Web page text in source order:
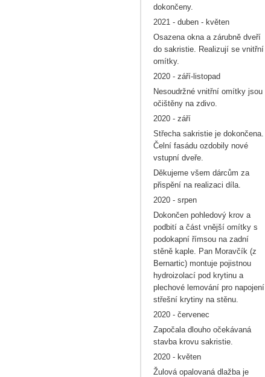
dokončeny.
2021 - duben - květen
Osazena okna a zárubně dveří
do sakristie. Realizují se vnitřní
omítky.
2020 - září-listopad
Nesoudržné vnitřní omítky jsou
očištěny na zdivo.
2020 - září
Střecha sakristie je dokončena.
Čelní fasádu ozdobily nové
vstupní dveře.
Děkujeme všem dárcům za
přispění na realizaci díla.
2020 - srpen
Dokončen pohledový krov a
podbití a část vnější omítky s
podokapní římsou na zadní
stěně kaple. Pan Moravčík (z
Bernartic) montuje pojistnou
hydroizolací pod krytinu a
plechové lemování pro napojení
střešní krytiny na stěnu.
2020 - červenec
Započala dlouho očekávaná
stavba krovu sakristie.
2020 - květen
Žulová opalovaná dlažba je